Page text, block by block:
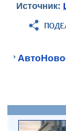
Источник: